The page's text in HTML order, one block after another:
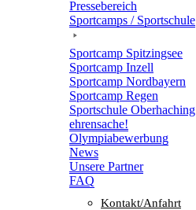
Pres­se­be­reich
Sport­camps / Sportschule
Sport­camp Spitzingsee
Sport­camp Inzell
Sport­camp Nordbayern
Sport­camp Regen
Sport­schule Oberhaching
ehren­sa­che!
Olym­pia­be­wer­bung
News
Unsere Part­ner
FAQ
Kontakt/​​Anfahrt